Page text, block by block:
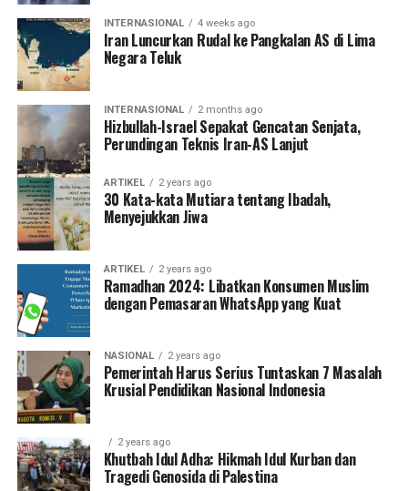
INTERNASIONAL 4 weeks ago
Iran Luncurkan Rudal ke Pangkalan AS di Lima
Negara Teluk
INTERNASIONAL 2 months ago
Hizbullah-Israel Sepakat Gencatan Senjata,
Perundingan Teknis Iran-AS Lanjut
ARTIKEL 2 years ago
30 Kata-kata Mutiara tentang Ibadah,
Menyejukkan Jiwa
ARTIKEL 2 years ago
Ramadhan 2024: Libatkan Konsumen Muslim
dengan Pemasaran WhatsApp yang Kuat
NASIONAL 2 years ago
Pemerintah Harus Serius Tuntaskan 7 Masalah
Krusial Pendidikan Nasional Indonesia
2 years ago
Khutbah Idul Adha: Hikmah Idul Kurban dan
Tragedi Genosida di Palestina